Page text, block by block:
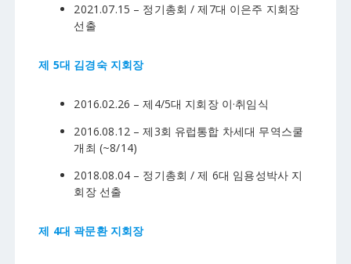
2021.07.15 – 정기총회 / 제7대 이은주 지회장
선출
제 5대 김경숙 지회장
2016.02.26 – 제4/5대 지회장 이·취임식
2016.08.12 – 제3회 유럽통합 차세대 무역스쿨
개최 (~8/14)
2018.08.04 – 정기총회 / 제 6대 임용성박사 지
회장 선출
제 4대 곽문환 지회장